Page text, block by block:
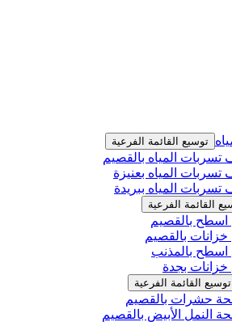
توسيع القائمة الفرعية
المياه بالقصيم
المياه بعنيزة
المياه ببريدة
القائمة الفرعية
بالقصيم
بالقصيم
بالمذنب
بجدة
توسيع القائمة الفرعية
حشرات بالقصيم
النمل الأبيض بالقصيم